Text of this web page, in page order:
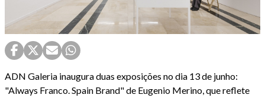
ADN Galeria inaugura duas exposições no dia 13 de junho:
"Always Franco. Spain Brand" de Eugenio Merino, que reflete